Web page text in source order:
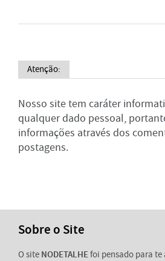
Atenção:
Nosso site tem caráter
qualquer dado pessoal,
informações através dos
postagens.
Sobre o Site
O site NODETALHEfoi pensado para